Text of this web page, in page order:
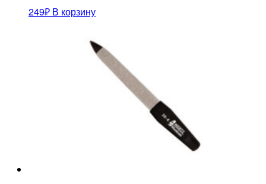
249₽ В корзину